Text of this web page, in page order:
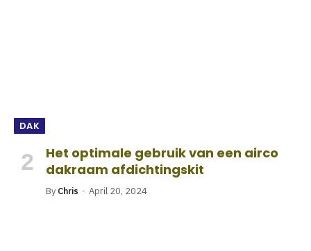
DAK
Het optimale gebruik van een airco
dakraam afdichtingskit
By Chris April 20, 2024